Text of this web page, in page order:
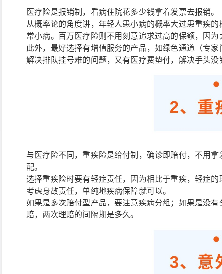
医疗险是报销制，看病住院花多少钱拿着发票去报销。
从概率论的角度讲，年轻人患小病的概率大过患重疾
常小病。百万医疗险则不用刻意追求过高的保额，因
此外，最好选择有增值服务的产品，如绿色通道（专
解决排队挂号难的问题，又有医疗费垫付，解决手头
与医疗险不同，重疾险是给付制，确诊即赔付，不用
配。
选择重疾险时要有轻症责任，因为相比于重疾，轻症
考虑身故责任，单纯地疾病保障就可以。
如果是多次赔付型产品，要注意疾病分组；如果是没
赔，两次理赔的间隔期是多久。